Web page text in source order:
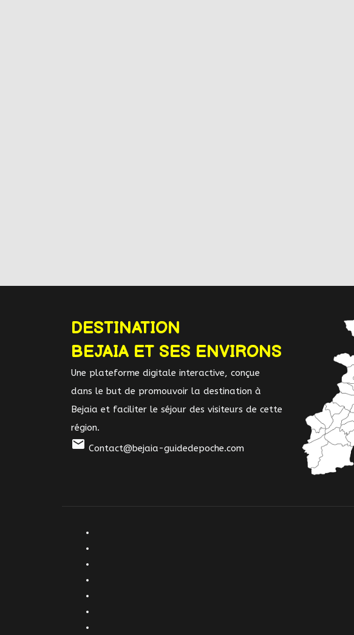
DESTINATION
BEJAIA ET SES ENVIRONS
Une plateforme digitale interactive, conçue
dans le but de promouvoir la destination à
Bejaia et faciliter le séjour des visiteurs de cette
région.
mail Contact@bejaia-guidedepoche.com